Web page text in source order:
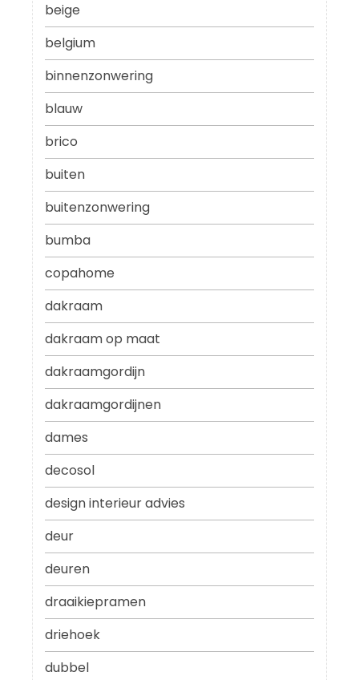
beige
belgium
binnenzonwering
blauw
brico
buiten
buitenzonwering
bumba
copahome
dakraam
dakraam op maat
dakraamgordijn
dakraamgordijnen
dames
decosol
design interieur advies
deur
deuren
draaikiepramen
driehoek
dubbel